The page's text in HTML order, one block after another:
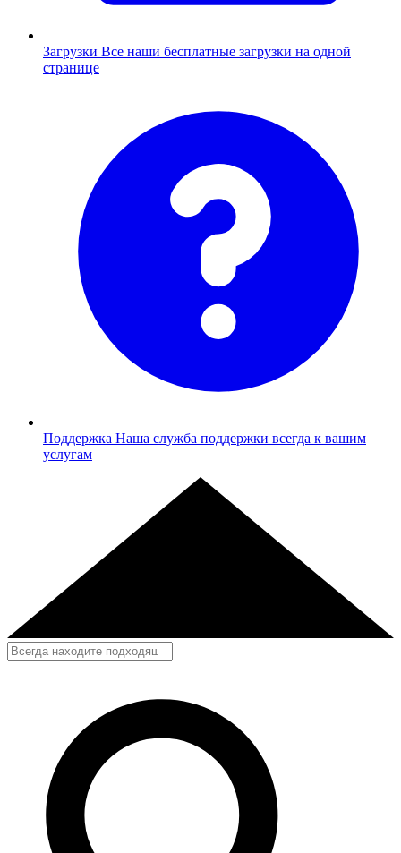
Загрузки Все наши бесплатные загрузки на одной
странице
Поддержка Наша служба поддержки всегда к вашим
услугам